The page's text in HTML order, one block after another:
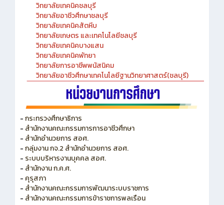
วิทยาลัยเทคนิคชลบุรี
วิทยาลัยอาชีวศึกษาชลบุรี
วิทยาลัยเทคนิคสัตหีบ
วิทยาลัยเกษตร และเทคโนโลยีชลบุรี
วิทยาลัยเทคนิคบางแสน
วิทยาลัยเทคนิคพัทยา
วิทยาลัยการอาชีพพนัสนิคม
วิทยาลัยอาชีวศึกษาเทคโนโลยีฐานวิทยาศาสตร์(ชลบุรี)
-กระทรวงศึกษาธิการ
- สำนักงานคณะกรรมการการอาชีวศึกษา
- สำนักอำนวยการ สอศ.
-กลุ่มงาน กจ.2 สำนักอำนวยการ สอศ.
- ระบบบริหารงานบุคคล สอศ.
- สำนักงาน ก.ค.ศ.
- คุรุสภา
- สำนักงานคณะกรรมการพัฒนาระบบราชการ
- สำนักงานคณะกรรมการข้าราชการพลเรือน